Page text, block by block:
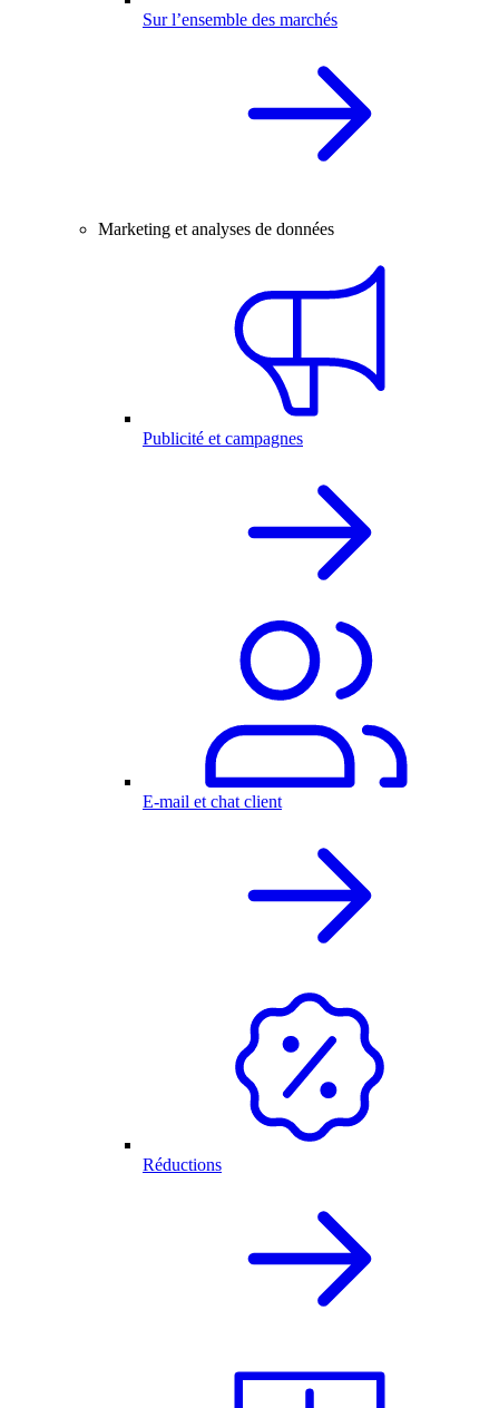
Sur l’ensemble des marchés
Marketing et analyses de données
Publicité et campagnes
E-mail et chat client
Réductions